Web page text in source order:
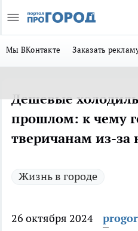
Мы ВКонтакте Заказать
Дешевые
прошлом: к чему
тверичанам из-за
Жизнь в городе
26 октября 2024